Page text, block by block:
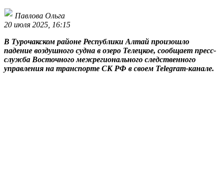
Павлова Ольга
20 июля 2025, 16:15
В Турочакском районе Республики Алтай произошло
падение воздушного судна в озеро Телецкое, сообщает пресс-
служба Восточного межрегионального следственного
управления на транспорте СК РФ в своем Telegram-канале.